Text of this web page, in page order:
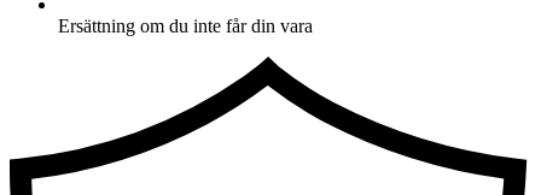
Ersättning om du inte får din vara